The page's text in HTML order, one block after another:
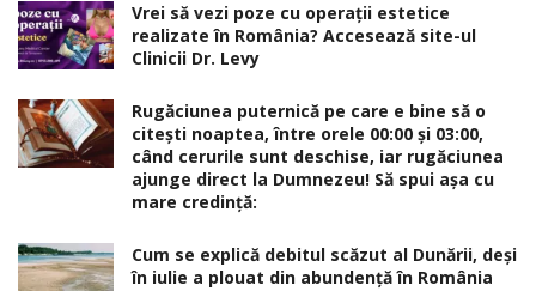
Vrei să vezi poze cu operații estetice
realizate în România? Accesează site-ul
Clinicii Dr. Levy
Rugăciunea puternică pe care e bine să o
citești noaptea, între orele 00:00 și 03:00,
când cerurile sunt deschise, iar rugăciunea
ajunge direct la Dumnezeu! Să spui așa cu
mare credință:
Cum se explică debitul scăzut al Dunării, deși
în iulie a plouat din abundență în România